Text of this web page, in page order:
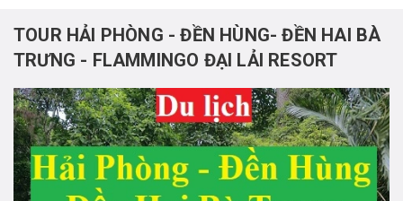
TOUR HẢI PHÒNG - ĐỀN HÙNG- ĐỀN HAI BÀ
TRƯNG - FLAMMINGO ĐẠI LẢI RESORT